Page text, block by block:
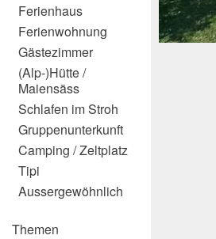
Ferienhaus
Ferienwohnung
Gästezimmer
(Alp-)Hütte /
Maiensäss
Schlafen im Stroh
Gruppenunterkunft
Camping / Zeltplatz
Tipi
Aussergewöhnlich
Themen